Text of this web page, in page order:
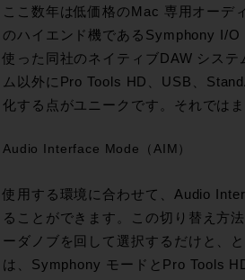
ここ数年は低価格のMac 専用オーデ
のハイエンド機であるSymphony I/
使った同社のネイティブDAW シス
ム以外にPro Tools HD、USB、
化する点がユニークです。それでは
Audio Interface Mode（AIM）
使用する環境に合わせて、Audio
ることができます。この切り替え方
ーダノブを回して選択するだけと、
は、Symphony モードとPro Tools